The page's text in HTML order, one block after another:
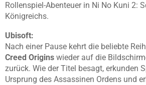
Rollenspiel-Abenteuer in Ni No Kuni 2:
Königreichs.
Ubisoft:
Nach einer Pause kehrt die beliebte
Creed Origins wieder auf die
zurück. Wie der Titel besagt, erkunden
Ursprung des Assassinen Ordens und